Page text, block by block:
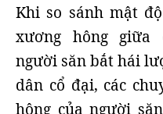
Khi so sánh mật
xương hông
người săn bắt hái
dân cổ đại, các
hông của người